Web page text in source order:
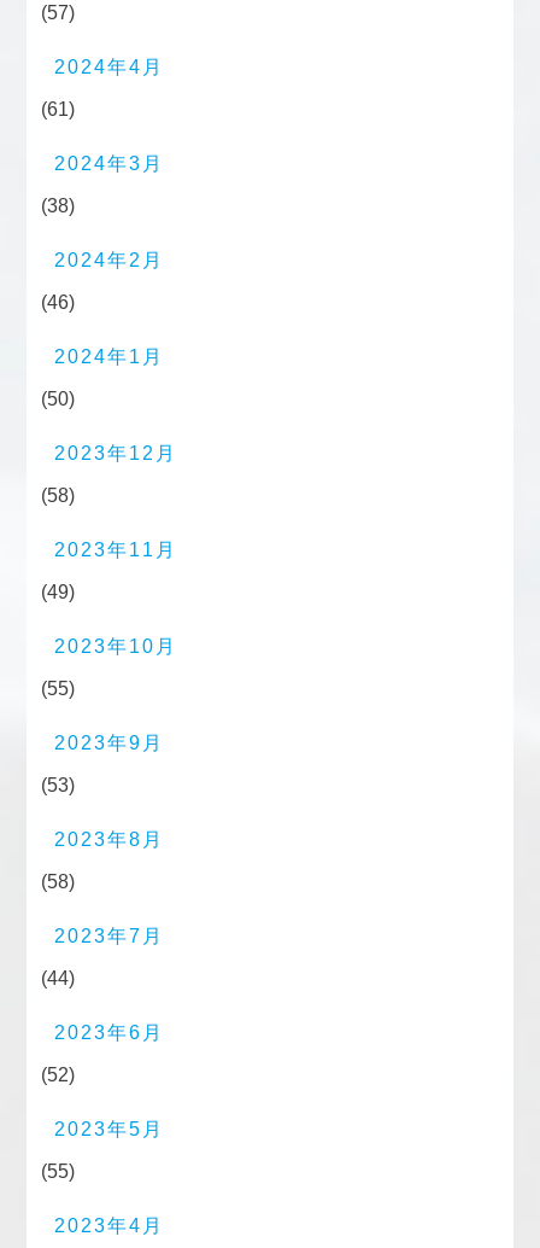
(57)
2024年4月
(61)
2024年3月
(38)
2024年2月
(46)
2024年1月
(50)
2023年12月
(58)
2023年11月
(49)
2023年10月
(55)
2023年9月
(53)
2023年8月
(58)
2023年7月
(44)
2023年6月
(52)
2023年5月
(55)
2023年4月